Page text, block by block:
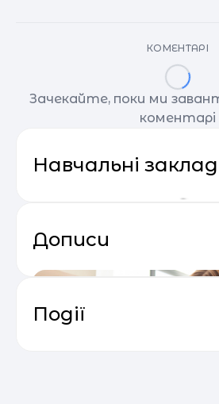
КОМЕНТАРІ
Зачекайте, поки ми
коментарі
Навчальні
Дописи
Події